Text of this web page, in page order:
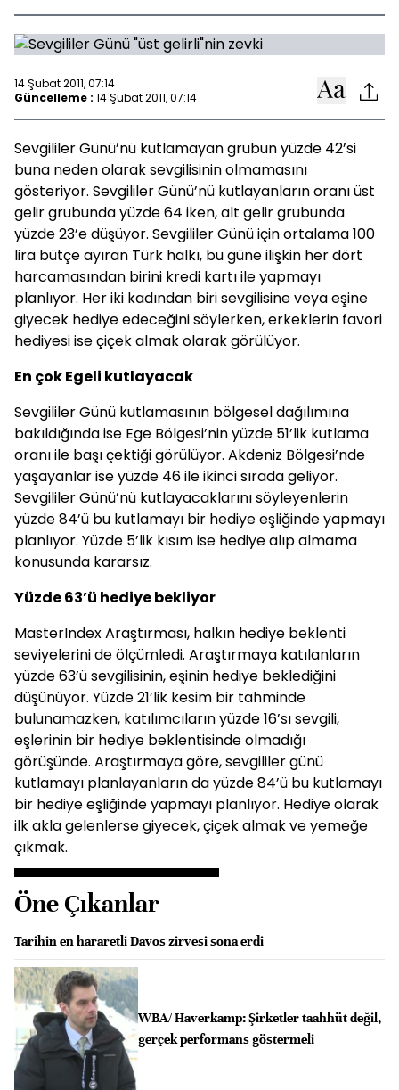
14 Şubat 2011, 07:14
Güncelleme : 14 Şubat 2011, 07:14
Sevgililer Günü’nü kutlamayan grubun yüzde 42’si
buna neden olarak sevgilisinin olmamasını
gösteriyor. Sevgililer Günü’nü kutlayanların oranı üst
gelir grubunda yüzde 64 iken, alt gelir grubunda
yüzde 23’e düşüyor. Sevgililer Günü için ortalama 100
lira bütçe ayıran Türk halkı, bu güne ilişkin her dört
harcamasından birini kredi kartı ile yapmayı
planlıyor. Her iki kadından biri sevgilisine veya eşine
giyecek hediye edeceğini söylerken, erkeklerin favori
hediyesi ise çiçek almak olarak görülüyor.
En çok Egeli kutlayacak
Sevgililer Günü kutlamasının bölgesel dağılımına
bakıldığında ise Ege Bölgesi’nin yüzde 51’lik kutlama
oranı ile başı çektiği görülüyor. Akdeniz Bölgesi’nde
yaşayanlar ise yüzde 46 ile ikinci sırada geliyor.
Sevgililer Günü’nü kutlayacaklarını söyleyenlerin
yüzde 84’ü bu kutlamayı bir hediye eşliğinde yapmayı
planlıyor. Yüzde 5’lik kısım ise hediye alıp almama
konusunda kararsız.
Yüzde 63’ü hediye bekliyor
MasterIndex Araştırması, halkın hediye beklenti
seviyelerini de ölçümledi. Araştırmaya katılanların
yüzde 63’ü sevgilisinin, eşinin hediye beklediğini
düşünüyor. Yüzde 21’lik kesim bir tahminde
bulunamazken, katılımcıların yüzde 16’sı sevgili,
eşlerinin bir hediye beklentisinde olmadığı
görüşünde. Araştırmaya göre, sevgililer günü
kutlamayı planlayanların da yüzde 84’ü bu kutlamayı
bir hediye eşliğinde yapmayı planlıyor. Hediye olarak
ilk akla gelenlerse giyecek, çiçek almak ve yemeğe
çıkmak.
Öne Çıkanlar
Tarihin en hararetli Davos zirvesi sona erdi
WBA/ Haverkamp: Şirketler taahhüt değil,
gerçek performans göstermeli